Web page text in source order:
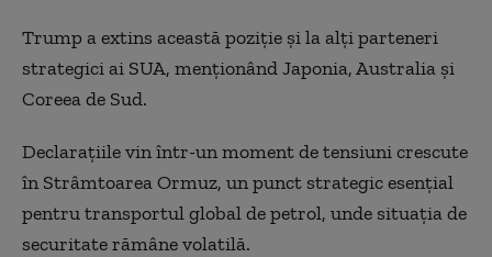
Trump a extins această poziție și la alți parteneri
strategici ai SUA, menționândJaponia,Australia și
Coreea de Sud.
Declarațiile vin într-un moment de tensiuni crescute
în Strâmtoarea Ormuz, un punct strategic esențial
pentru transportul global de petrol, unde situația de
securitate rămâne volatilă.